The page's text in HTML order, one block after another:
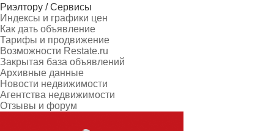
Риэлтору / Сервисы
Индексы и графики цен
Как дать объявление
Тарифы и продвижение
Возможности Restate.ru
Закрытая база объявлений
Архивные данные
Новости недвижимости
Агентства недвижимости
Отзывы и форум